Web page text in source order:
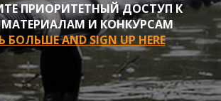
ПРИОРИТЕТНЫЙ ДОСТУП К
И КОНКУРСАМ
AND SIGN UP HERE